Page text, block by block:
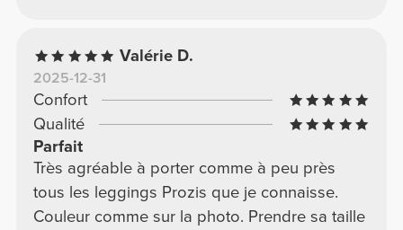
Valérie D.
2025-12-31
Confort
Qualité
Parfait
Très agréable à porter comme à peu près
tous les leggings Prozis que je connaisse.
Couleur comme sur la photo. Prendre sa taille